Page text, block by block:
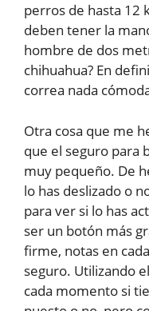
perros de hasta 12
deben tener la
hombre de dos
chihuahua? En
correa nada
Otra cosa que me
que el seguro para
muy pequeño. De
lo has deslizado o
para ver si lo has
ser un botón más
firme, notas en
seguro. Utilizando
cada momento si